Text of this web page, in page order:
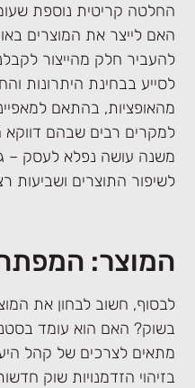
החלטה קריטית נוספת
להעביר חלק מהייצור
לסייע בבחינת היתרונות
מהאופציות, בהתאם
למקרים רבים שבהם דווקא
משנה עושה נפלא לעסק –
לשיפור התוצרים ושביעות
המוצר:
לבסוף, חשוב לבחון את
בשוק? האם הוא עומד
מתאים לצרכים של קהל
בזיהוי הזדמנויות שוק